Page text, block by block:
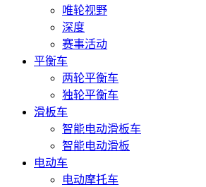
唯轮视野
深度
赛事活动
平衡车
两轮平衡车
独轮平衡车
滑板车
智能电动滑板车
智能电动滑板
电动车
电动摩托车